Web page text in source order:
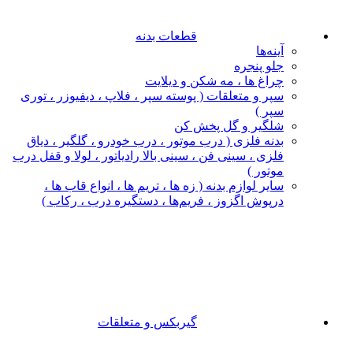
قطعات بدنه
آینه‌ها
جلو پنجره
چراغ‌ ها ، مه‌ شکن و دیلایت
سپر و متعلقات ( پوسته سپر ، فلاپ ، دیفیوزر ، توری
سپر )
شلگیر و گل‌ پخش‌ کن
بدنه فلزی ( درب موتور ، درب خودرو ، گلگیر ، دیاق
فلزی ، سینی فن ، سینی بالا رادیاتور ، لولا و قفل درب
موتور )
سایر لوازم بدنه ( زه ها ، تریم ها ، انواع قاب ها ،
درپوش اگزوز ، فریم‌ها ، دستگیره درب ، رکاب )
گیربکس و متعلقات